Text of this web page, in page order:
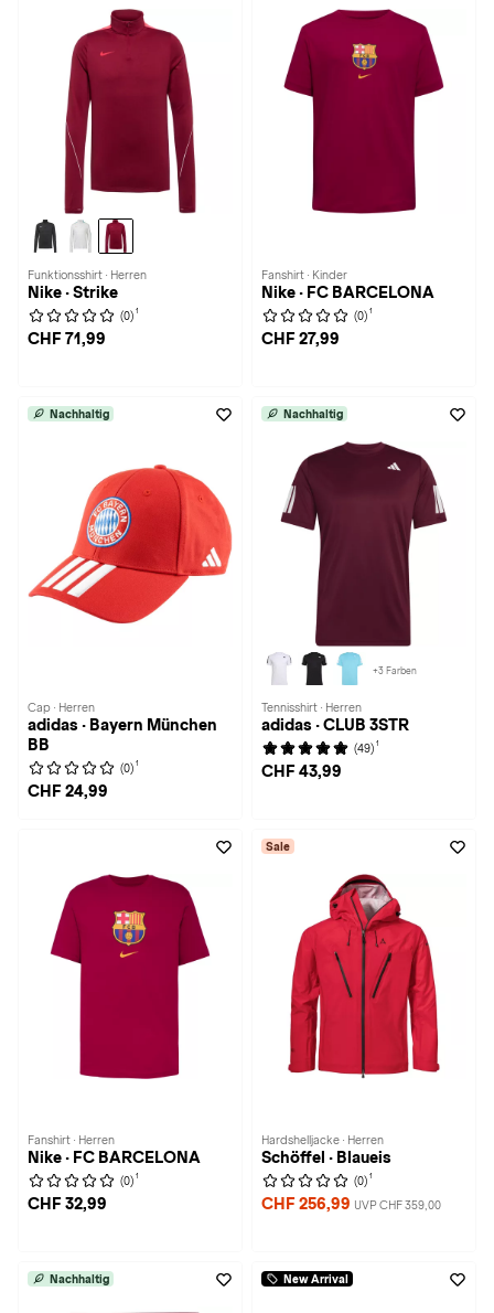
Funktionsshirt · Herren
Nike · Strike
(0) 1
CHF 71,99
Fanshirt · Kinder
Nike · FC BARCELONA
(0) 1
CHF 27,99
Nachhaltig
Cap · Herren
adidas · Bayern München
BB
(0) 1
CHF 24,99
Nachhaltig
+3 Farben
Tennisshirt · Herren
adidas · CLUB 3STR
(49) 1
CHF 43,99
Fanshirt · Herren
Nike · FC BARCELONA
(0) 1
CHF 32,99
Sale
Hardshelljacke · Herren
Schöffel · Blaueis
(0) 1
CHF 256,99 UVP CHF 359,00
Nachhaltig New Arrival